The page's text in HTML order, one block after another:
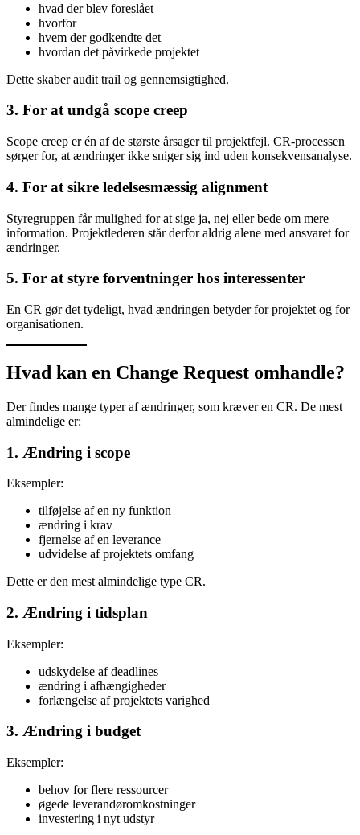
hvad der blev foreslået
hvorfor
hvem der godkendte det
hvordan det påvirkede projektet
Dette skaber audit trail og gennemsigtighed.
3. For at undgå scope creep
Scope creep er én af de største årsager til projektfejl. CR-processen
sørger for, at ændringer ikke sniger sig ind uden konsekvensanalyse.
4. For at sikre ledelsesmæssig alignment
Styregruppen får mulighed for at sige ja, nej eller bede om mere
information. Projektlederen står derfor aldrig alene med ansvaret for
ændringer.
5. For at styre forventninger hos interessenter
En CR gør det tydeligt, hvad ændringen betyder for projektet og for
organisationen.
Hvad kan en Change Request omhandle?
Der findes mange typer af ændringer, som kræver en CR. De mest
almindelige er:
1. Ændring i scope
Eksempler:
tilføjelse af en ny funktion
ændring i krav
fjernelse af en leverance
udvidelse af projektets omfang
Dette er den mest almindelige type CR.
2. Ændring i tidsplan
Eksempler:
udskydelse af deadlines
ændring i afhængigheder
forlængelse af projektets varighed
3. Ændring i budget
Eksempler:
behov for flere ressourcer
øgede leverandøromkostninger
investering i nyt udstyr